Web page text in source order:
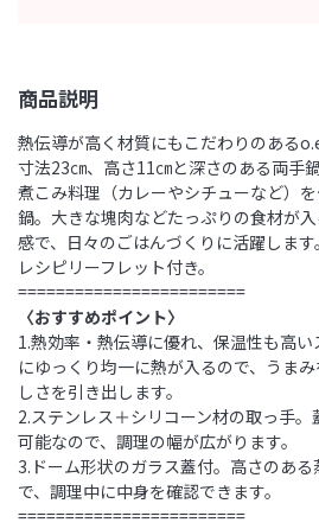
商品説明
熱伝導が高く材質にもこだわりのある
寸法23㎝、高さ11㎝と深さのある両手
煮こみ料理（カレーやシチューなど）
鍋。大きな塊肉などたっぷりの食材が
感で、日々のごはんづくりに活躍します。
レシピリーフレット付き。
========================
〈おすすめポイント〉
1.熱効率・熱伝導に優れ、保温性も高
にゆっくり均一に熱が入るので、うま
しさを引き出します。
2.ステンレス＋シリコーン材の取っ手
可能なので、調理の幅が広がります。
3.ドーム形状のガラス蓋付。高さのあ
で、調理中に中身を確認できます。
========================